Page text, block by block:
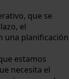
que se
el
una planificación
estamos
necesita el